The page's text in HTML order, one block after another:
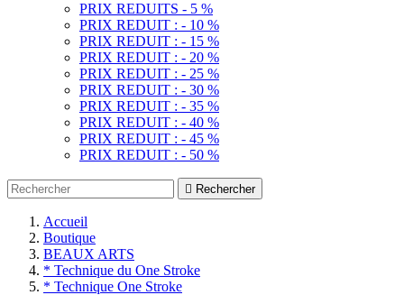
PRIX REDUITS - 5 %
PRIX REDUIT : - 10 %
PRIX REDUIT : - 15 %
PRIX REDUIT : - 20 %
PRIX REDUIT : - 25 %
PRIX REDUIT : - 30 %
PRIX REDUIT : - 35 %
PRIX REDUIT : - 40 %
PRIX REDUIT : - 45 %
PRIX REDUIT : - 50 %
 Rechercher
Accueil
Boutique
BEAUX ARTS
* Technique du One Stroke
* Technique One Stroke